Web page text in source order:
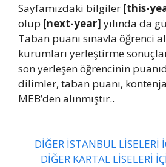
Sayfamızdaki bilgiler [this-
olup [next-year] yılında da
Taban puanı sınavla öğrenci
kurumları yerleştirme
son yerleşen öğrencinin
dilimler, taban puanı,
MEB’den alınmıştır..
DİĞER İSTANBUL LİSELERİ
DİĞER KARTAL LİSELERİ